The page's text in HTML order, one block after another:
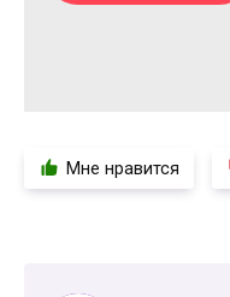
Мне нравится